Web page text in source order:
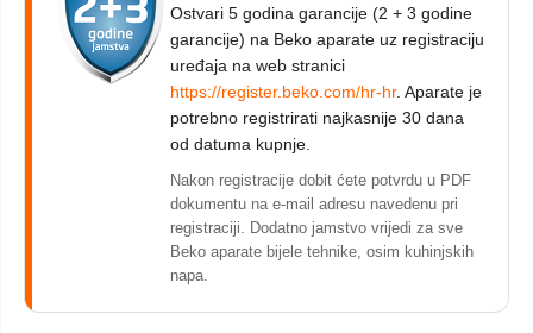
Ostvari 5 godina garancije (2 + 3 godine
garancije) na Beko aparate uz registraciju
uređaja na web stranici
https://register.beko.com/hr-hr. Aparate je
potrebno registrirati najkasnije 30 dana
od datuma kupnje.
Nakon registracije dobit ćete potvrdu u PDF
dokumentu na e-mail adresu navedenu pri
registraciji. Dodatno jamstvo vrijedi za sve
Beko aparate bijele tehnike, osim kuhinjskih
napa.